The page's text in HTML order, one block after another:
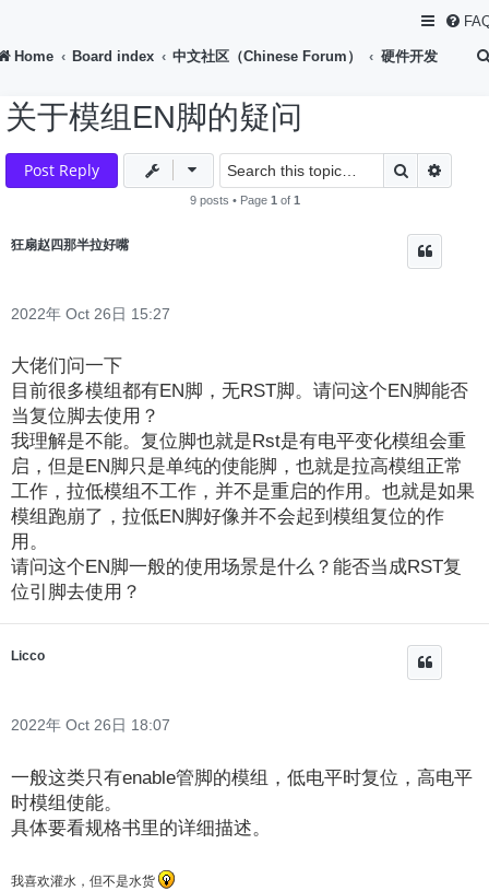
Home Board index 中文社区（Chinese Forum） 硬件开发
关于模组EN脚的疑问
Post Reply Search
9 posts • Page 1 of 1
狂扇赵四那半拉好嘴
2022年 Oct 26日 15:27
大佬们问一下
目前很多模组都有EN脚，无RST脚。请问这个EN脚能否
当复位脚去使用？
我理解是不能。复位脚也就是Rst是有电平变化模组会重
启，但是EN脚只是单纯的使能脚，也就是拉高模组正常
工作，拉低模组不工作，并不是重启的作用。也就是如果
模组跑崩了，拉低EN脚好像并不会起到模组复位的作
用。
请问这个EN脚一般的使用场景是什么？能否当成RST复
位引脚去使用？
Licco
2022年 Oct 26日 18:07
一般这类只有enable管脚的模组，低电平时复位，高电平
时模组使能。
具体要看规格书里的详细描述。
我喜欢灌水，但不是水货